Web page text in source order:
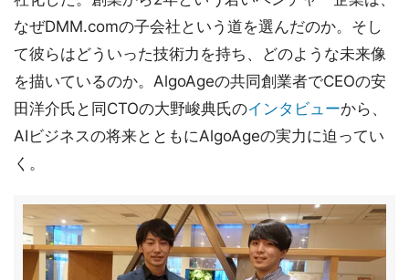
なぜDMM.comの子会社という道を選んだのか。そし
て彼らはどういった技術力を持ち、どのような未来像
を描いているのか。AlgoAgeの共同創業者でCEOの安
田洋介氏と同CTOの大野峻典氏のインタビューから、
AIビジネスの将来とともにAlgoAgeの実力に迫ってい
く。